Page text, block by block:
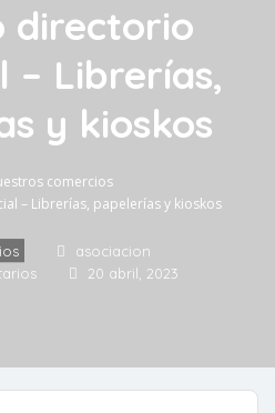
directorio
– Librerías,
y kioskos
comercios
– Librerías, papelerías y kioskos
asociacion
20 abril, 2023